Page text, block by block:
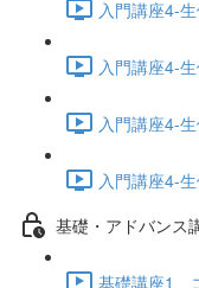
入門講座4-
入門講座4-
入門講座4-
入門講座4-
基礎・アドバンス
基礎講座1